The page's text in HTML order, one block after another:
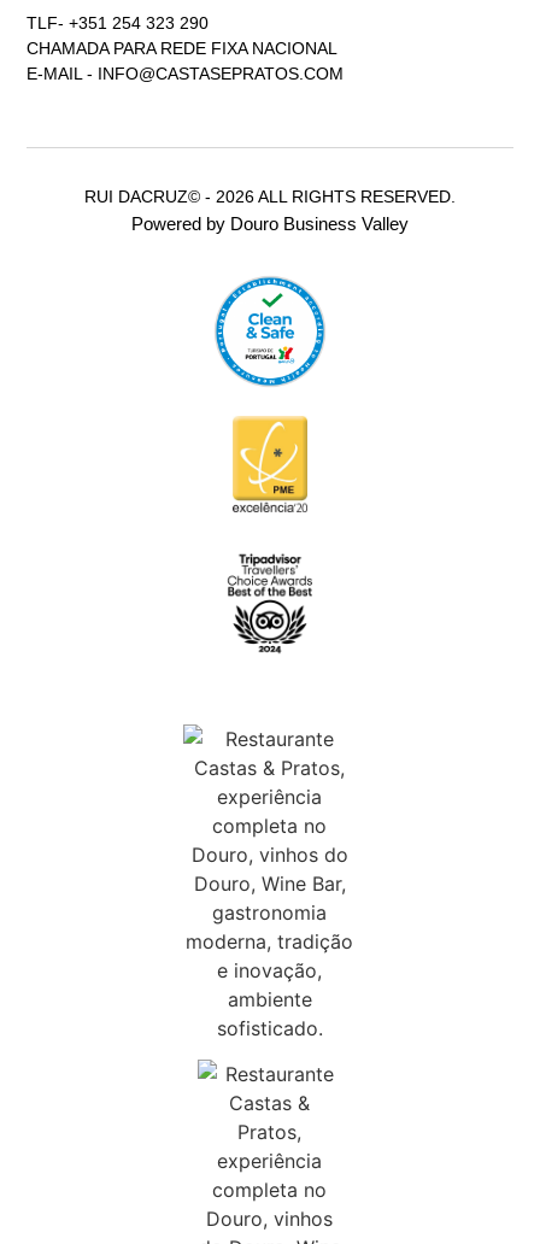
TLF- +351 254 323 290
CHAMADA PARA REDE FIXA NACIONAL
E-MAIL - INFO@CASTASEPRATOS.COM
RUI DACRUZ© - 2026 ALL RIGHTS RESERVED.
Powered by Douro Business Valley